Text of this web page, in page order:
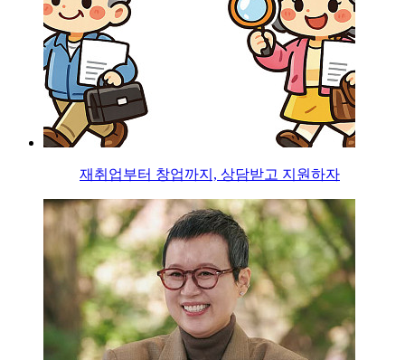
재취업부터 창업까지, 상담받고 지원하자